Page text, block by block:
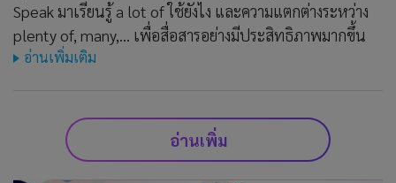
Speak มาเรียนรู้ a lot of ใช้ยังไง และความแตกต่างระหว่าง
plenty of, many,... เพื่อสื่อสารอย่างมีประสิทธิภาพมากขึ้น
อ่านเพิ่มเติม
อ่านเพิ่ม